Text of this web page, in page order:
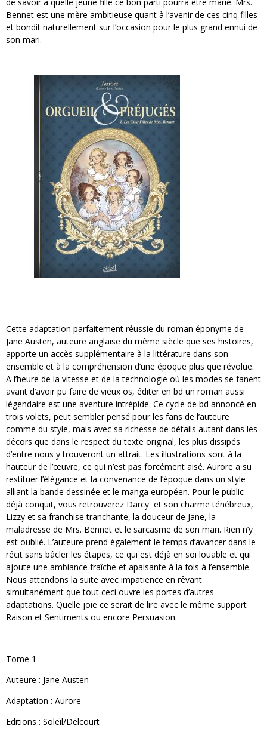
« Le Vent dand les Saules » - Une Belle Histoire !
Bennet est une mère ambitieuse quant à l’avenir de ces cinq filles
et bondit naturellement sur l’occasion pour le plus grand ennui de
son mari.
Cette adaptation parfaitement réussie du roman éponyme de
Jane Austen, auteure anglaise du même siècle que ses histoires,
apporte un accès supplémentaire à la littérature dans son
ensemble et à la compréhension d’une époque plus que révolue.
A l’heure de la vitesse et de la technologie où les modes se fanent
avant d’avoir pu faire de vieux os, éditer en bd un roman aussi
légendaire est une aventure intrépide. Ce cycle de bd annoncé en
trois volets, peut sembler pensé pour les fans de l’auteure
comme du style, mais avec sa richesse de détails autant dans les
décors que dans le respect du texte original, les plus dissipés
d’entre nous y trouveront un attrait. Les illustrations sont à la
hauteur de l’œuvre, ce qui n’est pas forcément aisé. Aurore a su
restituer l’élégance et la convenance de l’époque dans un style
alliant la bande dessinée et le manga européen. Pour le public
déjà conquit, vous retrouverez Darcy et son charme ténébreux,
Lizzy et sa franchise tranchante, la douceur de Jane, la
maladresse de Mrs. Bennet et le sarcasme de son mari. Rien n’y
est oublié. L’auteure prend également le temps d’avancer dans le
récit sans bâcler les étapes, ce qui est déjà en soi louable et qui
ajoute une ambiance fraîche et apaisante à la fois à l’ensemble.
Nous attendons la suite avec impatience en rêvant
simultanément que tout ceci ouvre les portes d’autres
adaptations. Quelle joie ce serait de lire avec le même support
Raison et Sentiments ou encore Persuasion.
Tome 1
Auteure : Jane Austen
Adaptation : Aurore
Editions : Soleil/Delcourt